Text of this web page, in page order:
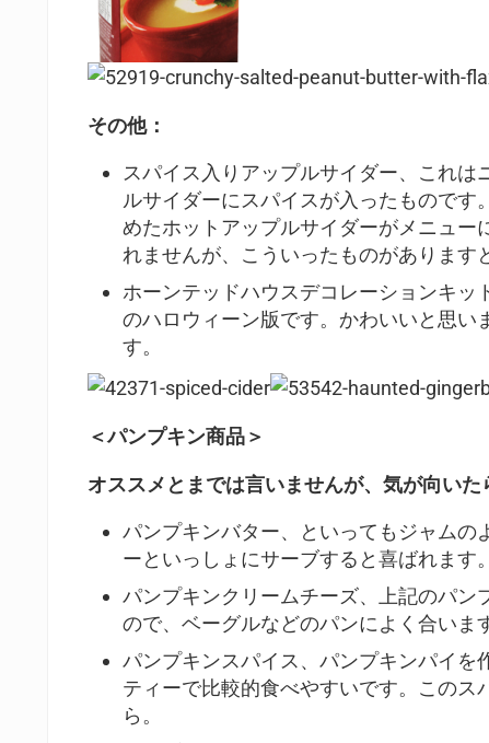
その他：
スパイス入りアップルサイダー、これ
ルサイダーにスパイスが入ったもので
めたホットアップルサイダーがメニュー
れませんが、こういったものがあります
ホーンテッドハウスデコレーションキッ
のハロウィーン版です。かわいいと思
す。
＜パンプキン商品＞
オススメとまでは言いませんが、気が向いた
パンプキンバター、といってもジャムの
ーといっしょにサーブすると喜ばれます。
パンプキンクリームチーズ、上記のパン
ので、ベーグルなどのパンによく合いま
パンプキンスパイス、パンプキンパイを
ティーで比較的食べやすいです。このス
ら。